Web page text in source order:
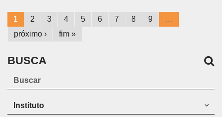
1 2 3 4 5 6 7 8 9
…
próximo ›
fim »
BUSCA